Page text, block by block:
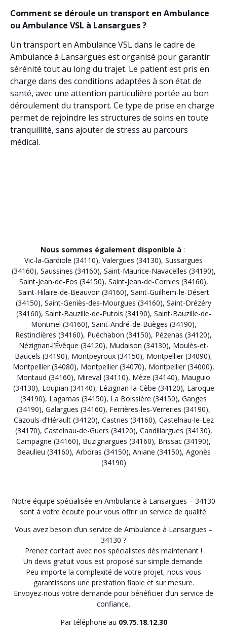
Comment se déroule un transport en Ambulance
ou Ambulance VSL à Lansargues ?
Un transport en Ambulance VSL dans le cadre de
Ambulance à Lansargues est organisé pour garantir
sérénité tout au long du trajet. Le patient est pris en
charge dans des conditions adaptées à son état de
santé, avec une attention particulière portée au bon
déroulement du transport. Ce type de prise en charge
permet de rejoindre les structures de soins en toute
tranquillité, sans ajouter de stress au parcours
médical.
Nous sommes également disponible à :
Vic-la-Gardiole (34110), Valergues (34130), Sussargues
(34160), Saussines (34160), Saint-Maurice-Navacelles (34190),
Saint-Jean-de-Fos (34150), Saint-Jean-de-Cornies (34160),
Saint-Hilaire-de-Beauvoir (34160), Saint-Guilhem-le-Désert
(34150), Saint-Geniès-des-Mourgues (34160), Saint-Drézéry
(34160), Saint-Bauzille-de-Putois (34190), Saint-Bauzille-de-
Montmel (34160), Saint-André-de-Buèges (34190),
Restinclières (34160), Puéchabon (34150), Pézenas (34120),
Nézignan-l’Évêque (34120), Mudaison (34130), Moulès-et-
Baucels (34190), Montpeyroux (34150), Montpellier (34090),
Montpellier (34080), Montpellier (34070), Montpellier (34000),
Montaud (34160), Mireval (34110), Mèze (34140), Mauguio
(34130), Loupian (34140), Lézignan-la-Cèbe (34120), Laroque
(34190), Lagamas (34150), La Boissière (34150), Ganges
(34190), Galargues (34160), Ferrières-les-Verreries (34190),
Cazouls-d’Hérault (34120), Castries (34160), Castelnau-le-Lez
(34170), Castelnau-de-Guers (34120), Candillargues (34130),
Campagne (34160), Buzignargues (34160), Brissac (34190),
Beaulieu (34160), Arboras (34150), Aniane (34150), Agonès
(34190)
Notre équipe spécialisée en Ambulance à Lansargues – 34130
sont à votre écoute pour vous offrir un service de qualité.
Vous avez besoin d’un service de Ambulance à Lansargues –
34130 ?
Prenez contact avec nos spécialistes dès maintenant !
Un devis gratuit vous est proposé sur simple demande.
Peu importe la complexité de votre projet, nous vous
garantissons une prestation fiable et sur mesure.
Envoyez-nous votre demande pour bénéficier d’un service de
confiance.
Par téléphone au 09.75.18.12.30